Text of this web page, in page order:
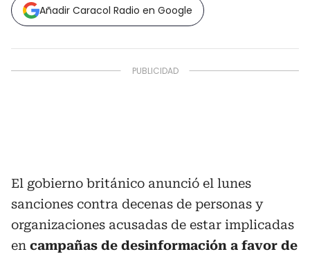
Añadir Caracol Radio en Google
El gobierno británico anunció el lunes
sanciones contra decenas de personas y
organizaciones acusadas de estar implicadas
en campañas de desinformación a favor de